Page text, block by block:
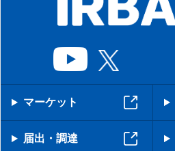
マーケット
届出・調達